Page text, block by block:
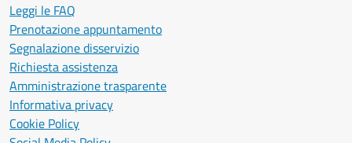
Leggi le FAQ
Prenotazione appuntamento
Segnalazione disservizio
Richiesta assistenza
Amministrazione trasparente
Informativa privacy
Cookie Policy